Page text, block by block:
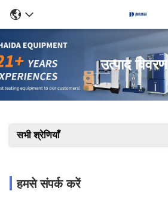
उत्पाद विवरण
सभी श्रेणियाँ
हमसे संपर्क करें